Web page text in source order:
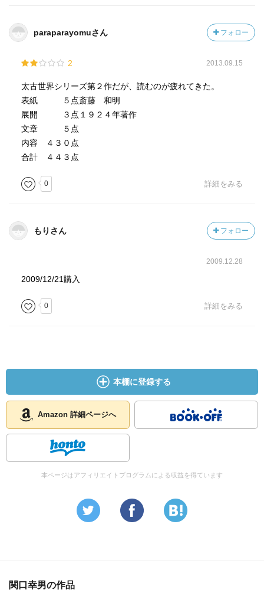
paraparayomuさん フォロー
2 2013.09.15
太古世界シリーズ第２作だが、読むのが疲れてきた。
表紙 ５点斎藤 和明
展開 ３点１９２４年著作
文章 ５点
内容 ４３０点
合計 ４４３点
0 詳細をみる
もりさん フォロー
2009.12.28
2009/12/21購入
0 詳細をみる
本棚に登録する
Amazon 詳細ページへ
本ページはアフィリエイトプログラムによる収益を得ています
関口幸男の作品